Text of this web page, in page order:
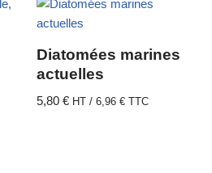
Diatomées marines
actuelles
5,80€ HT /6,96€ TTC